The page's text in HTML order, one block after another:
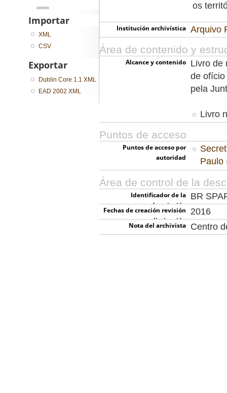
os
Institución archivística Arquivo
Área de contenido y
Alcance y contenido
Livro de
de
pela
Livro
Puntos de acceso
Puntos de acceso por
autoridad
Paulo
Área de control de la
Identificador de la
descripción
BR
Fechas de creación revisión
eliminación
2016
Nota del archivista Centro
...
Importar
XML
CSV
Exportar
Dublin Core 1.1 XML
EAD 2002 XML